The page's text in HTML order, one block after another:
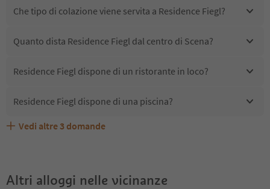
Che tipo di colazione viene servita a Residence Fiegl?
Quanto dista Residence Fiegl dal centro di Scena?
Residence Fiegl dispone di un ristorante in loco?
Residence Fiegl dispone di una piscina?
Residence Fiegl accetta animali domestici?
Quali servizi/attività sono disponibili presso Residence
Gli ospiti di Residence Fiegl ricevono l'Alto Adige Guest
Vedi altre 3 domande
Altri alloggi nelle vicinanze